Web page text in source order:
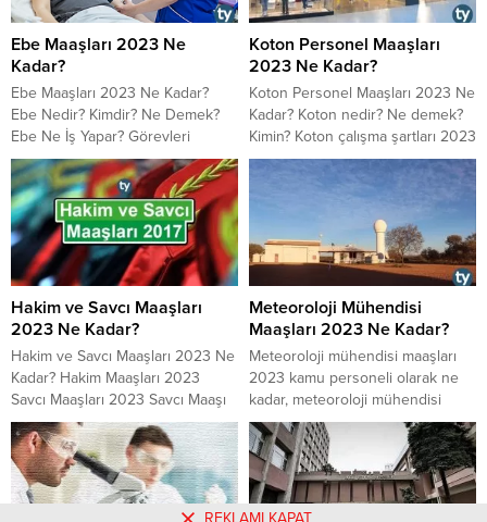
Ebe Maaşları 2023 Ne
Kadar?
Ebe Maaşları 2023 Ne Kadar?
Ebe Nedir? Kimdir? Ne Demek?
Ebe Ne İş Yapar? Görevleri
Nelerdir? Ebe Çalışma Şartları ve
Çalışma Saatleri 2023 nasıl?
Devlette ve özel sektörde ebe
maaşı 2023 ne kadar? Ebe nasıl
olmalı?
Koton Personel Maaşları
2023 Ne Kadar?
Koton Personel Maaşları 2023 Ne
Kadar? Koton nedir? Ne demek?
Kimin? Koton çalışma şartları 2023
çalışma saatleri nasıl? Koton
kasiyer, reyon görevlisi, mağaza
müdürü maaşı 2023 ne kadar?
Koton iş ilanları, personel alımı ve
iş başvurusu nasıl yapılır?
Hakim ve Savcı Maaşları
2023 Ne Kadar?
Hakim ve Savcı Maaşları 2023 Ne
Kadar? Hakim Maaşları 2023
Savcı Maaşları 2023 Savcı Maaşı
2023 Hakim Maaşı 2023
Meteoroloji Mühendisi
Maaşları 2023 Ne Kadar?
​​​​​​​Meteoroloji mühendisi maaşları
2023 kamu personeli olarak ne
kadar, meteoroloji mühendisi
olmak için ne yapılır, meteoroloji
mühendisi çalışma saatleri ve
çalışma şartları nasıldır,
meteoroloji mühendisi ne iş
yapmaktadır, özel sektörde
REKLAMI KAPAT